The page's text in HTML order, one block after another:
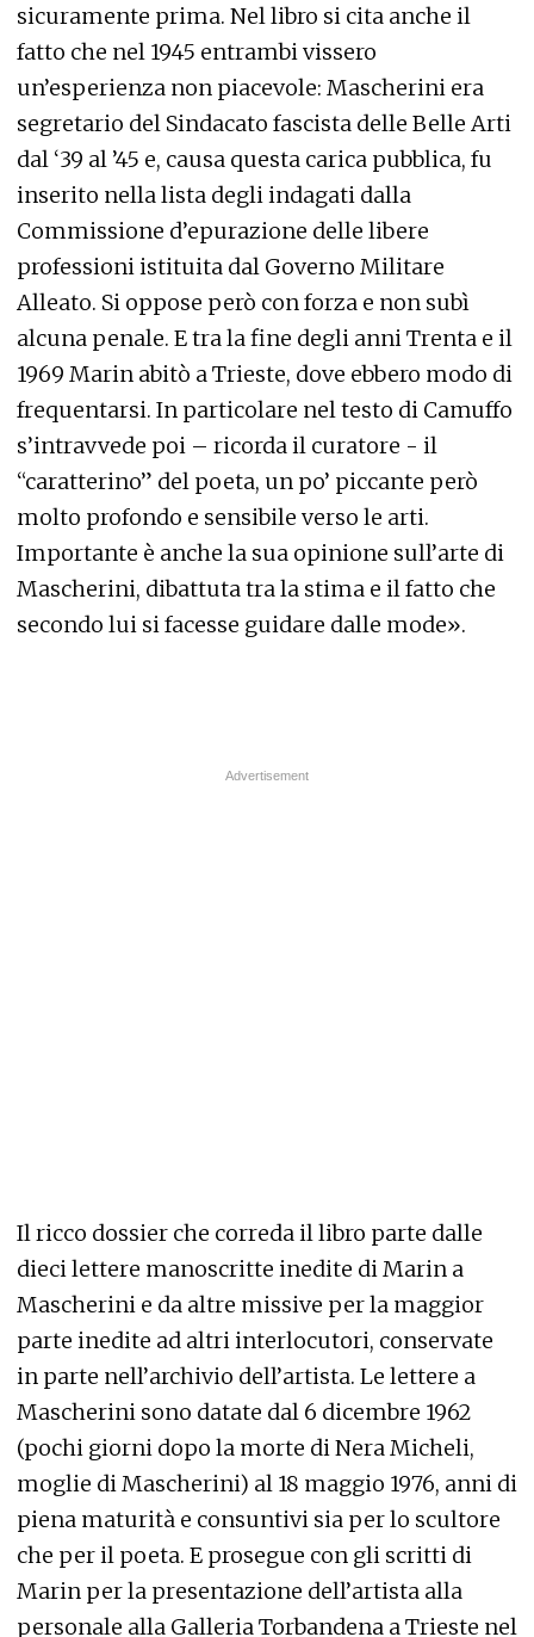
sicuramente prima. Nel libro si cita anche il
fatto che nel 1945 entrambi vissero
un’esperienza non piacevole: Mascherini era
segretario del Sindacato fascista delle Belle Arti
dal ‘39 al ’45 e, causa questa carica pubblica, fu
inserito nella lista degli indagati dalla
Commissione d’epurazione delle libere
professioni istituita dal Governo Militare
Alleato. Si oppose però con forza e non subì
alcuna penale. E tra la fine degli anni Trenta e il
1969 Marin abitò a Trieste, dove ebbero modo di
frequentarsi. In particolare nel testo di Camuffo
s’intravvede poi – ricorda il curatore - il
“caratterino” del poeta, un po’ piccante però
molto profondo e sensibile verso le arti.
Importante è anche la sua opinione sull’arte di
Mascherini, dibattuta tra la stima e il fatto che
secondo lui si facesse guidare dalle mode».
Il ricco dossier che correda il libro parte dalle
dieci lettere manoscritte inedite di Marin a
Mascherini e da altre missive per la maggior
parte inedite ad altri interlocutori, conservate
in parte nell’archivio dell’artista. Le lettere a
Mascherini sono datate dal 6 dicembre 1962
(pochi giorni dopo la morte di Nera Micheli,
moglie di Mascherini) al 18 maggio 1976, anni di
piena maturità e consuntivi sia per lo scultore
che per il poeta. E prosegue con gli scritti di
Marin per la presentazione dell’artista alla
personale alla Galleria Torbandena a Trieste nel